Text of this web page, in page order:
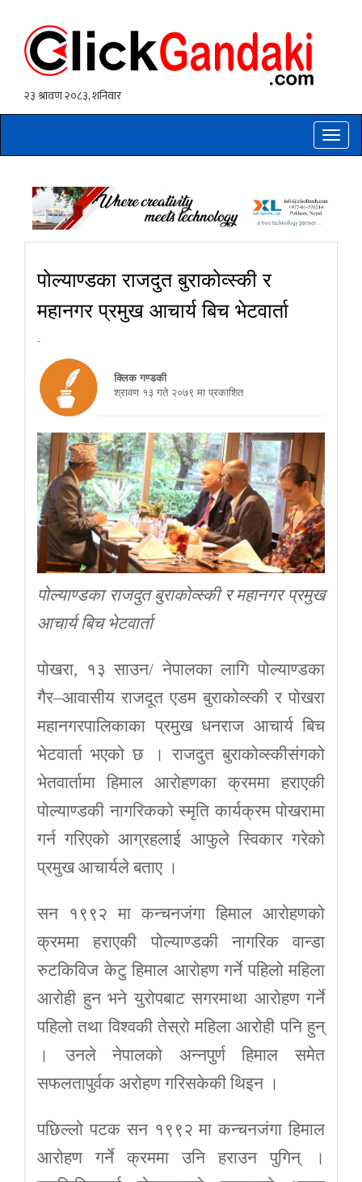
Toggle
पोल्याण्डका राजदुत बुराकोव्स्की र
महानगर प्रमुख आचार्य बिच भेटवार्ता
-
क्लिक गण्डकी
श्रावण १३ गते २०७९ मा प्रकाशित
पोल्याण्डका राजदुत बुराकोव्स्की र महानगर प्रमुख
आचार्य बिच भेटवार्ता
पोखरा, १३ साउन/ नेपालका लागि पोल्याण्डका
गैर–आवासीय राजदूत एडम बुराकोव्स्की र पोखरा
महानगरपालिकाका प्रमुख धनराज आचार्य बिच
भेटवार्ता भएको छ । राजदुत बुराकोव्स्कीसंगको
भेतवार्तामा हिमाल आरोहणका क्रममा हराएकी
पोल्याण्डकी नागरिकको स्मृति कार्यक्रम पोखरामा
गर्न गरिएको आग्रहलाई आफुले स्विकार गरेको
प्रमुख आचार्यले बताए ।
सन १९९२ मा कन्चनजंगा हिमाल आरोहणको
क्रममा हराएकी पोल्याण्डकी नागरिक वान्डा
रुटकिविज केटु हिमाल आरोहण गर्ने पहिलो महिला
आरोही हुन भने युरोपबाट सगरमाथा आरोहण गर्ने
पहिलो तथा विश्वकी तेस्रो महिला आरोही पनि हुन्
। उनले नेपालको अन्नपुर्ण हिमाल समेत
सफलतापुर्वक अरोहण गरिसकेकी थिइन ।
पछिल्लो पटक सन १९९२ मा कन्चनजंगा हिमाल
आरोहण गर्ने क्रममा उनि हराउन पुगिन् ।